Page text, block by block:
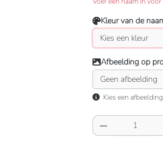
Kleur van de
Afbeelding op
Kies een